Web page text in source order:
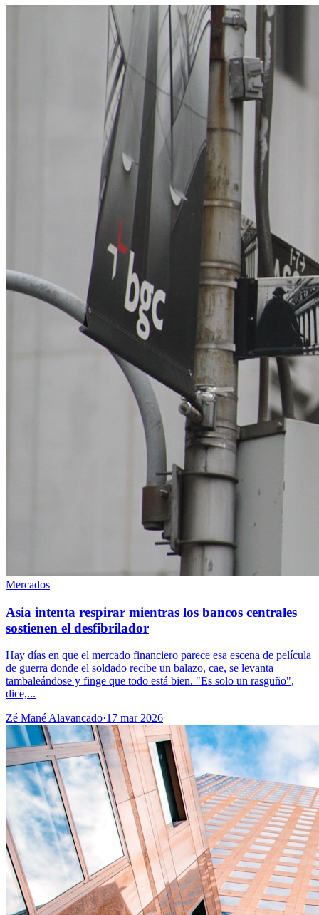
Mercados
Asia intenta respirar mientras los bancos centrales
sostienen el desfibrilador
Hay días en que el mercado financiero parece esa escena de película
de guerra donde el soldado recibe un balazo, cae, se levanta
tambaleándose y finge que todo está bien. "Es solo un rasguño",
dice,...
Zé Mané Alavancado·17 mar 2026